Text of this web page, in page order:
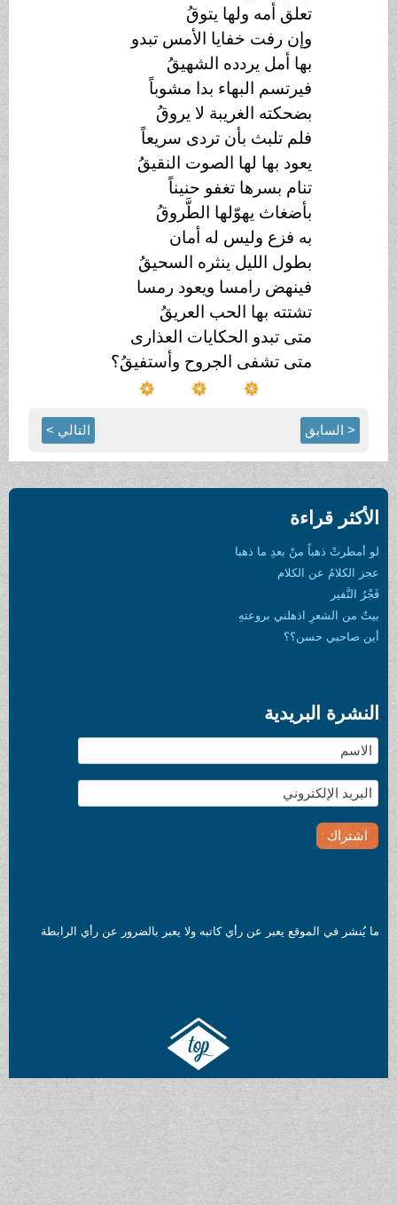
تعلق أمه ولها يتوقُ
وإن رفت خفايا الأمس تبدو
بها أمل يردده الشهيقُ
فيرتسم البهاء بدا مشوباً
بضحكته الغريبة لا يروقُ
فلم تلبث بأن تردى سريعاً
يعود بها لها الصوت النقيقُ
تنام بسرها تغفو حنيناً
بأضغاث يهوّلها الطَّروقُ
به فزع وليس له أمان
بطول الليل ينثره السحيقُ
فينهض رامسا ويعود رمسا
تشتته بها الحب العريقُ
متى تبدو الحكايات العذارى
متى تشفى الجروح وأستفيقُ؟
< السابق التالي >
الأكثر قراءة
لو أمطرتْ ذهباً منْ بعدِ ما ذهبا
عجز الكلامُ عن الكلام
فَجْرُ النَّفير
بيتٌ من الشعرِ اذهلني بروعتهِ
أين صاحبي حسن؟؟
النشرة البريدية
ما يُنشر في الموقع يعبر عن رأي كاتبه ولا يعبر بالضرور عن رأي الرابطة